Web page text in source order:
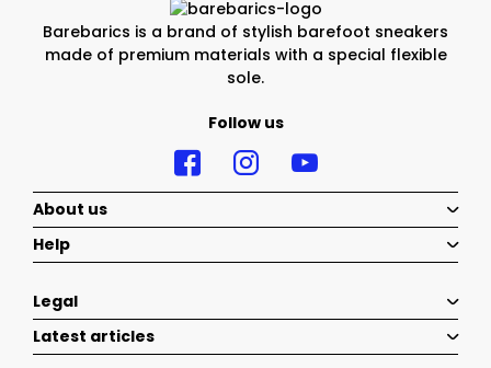
Barebarics is a brand of stylish barefoot sneakers
made of premium materials with a special flexible
sole.
Follow us
About us
Help
Legal
Latest articles